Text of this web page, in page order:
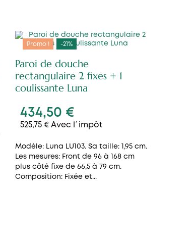
Promo ! -21%
Paroi de douche
rectangulaire 2 fixes + 1
coulissante Luna
434,50 €
525,75 € Avec l´impôt
Modèle: Luna LU103. Sa taille: 1,95 cm.
Les mesures: Front de 96 à 168 cm
plus côté fixe de 66,5 à 79 cm.
Composition: Fixée et...